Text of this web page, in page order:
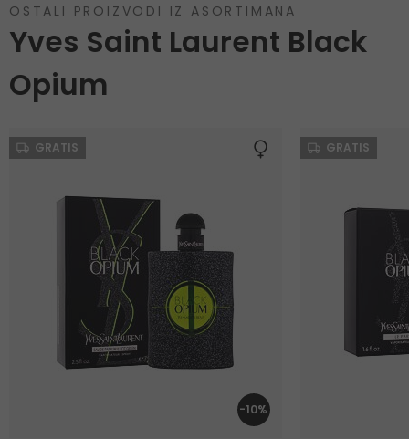
OSTALI PROIZVODI IZ ASORTIMANA
Yves Saint Laurent Black
Opium
GRATIS
-10%
GRATIS